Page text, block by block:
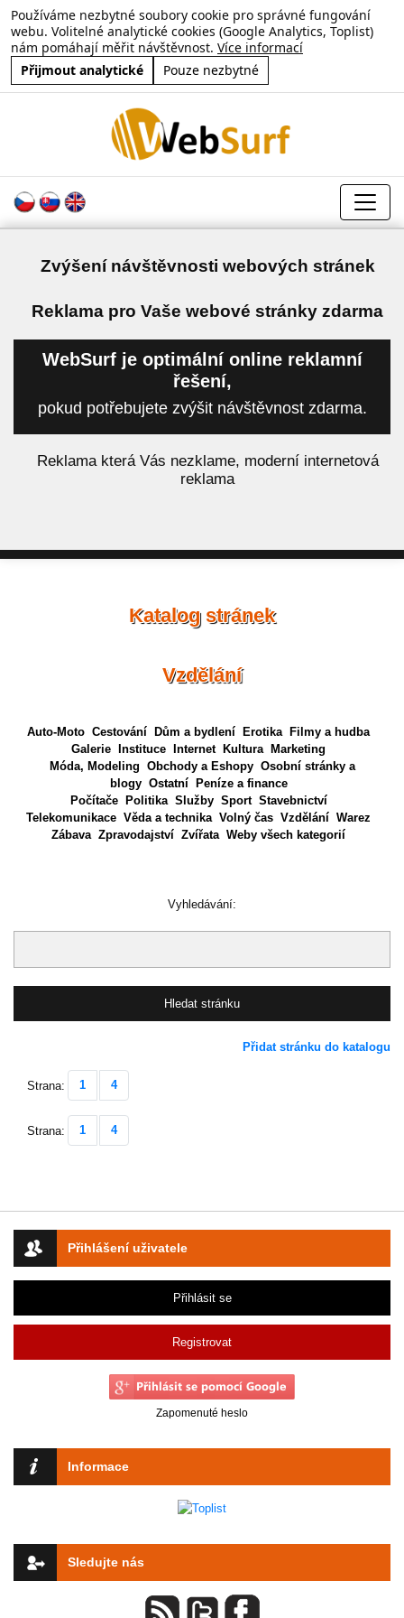
Používáme nezbytné soubory cookie pro správné fungování
webu. Volitelné analytické cookies (Google Analytics, Toplist)
nám pomáhají měřit návštěvnost. Více informací
Přijmout analytické
Pouze nezbytné
Zvýšení návštěvnosti webových stránek
Reklama pro Vaše webové stránky zdarma
WebSurf je optimální online reklamní
řešení,
pokud potřebujete zvýšit návštěvnost zdarma.
Reklama která Vás nezklame, moderní internetová
reklama
Přihlášení uživatele
Přihlásit se
Registrovat
Zapomenuté heslo
Informace
Sledujte nás
Katalog stránek
Vzdělání
Auto-Moto Cestování Dům a bydlení Erotika
Filmy a hudba
Galerie
Instituce Internet Kultura
Marketing
Móda, Modeling Obchody a Eshopy Osobní stránky a
blogy Ostatní
Peníze a finance
Počítače
Politika Služby Sport Stavebnictví
Telekomunikace Věda a technika Volný čas Vzdělání Warez
Zábava Zpravodajství Zvířata Weby všech kategorií
Vyhledávání:
Přidat stránku do katalogu
Strana: 1 4
Strana: 1 4